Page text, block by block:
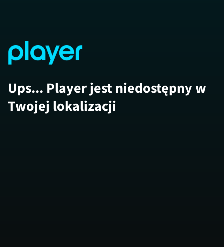
Ups... Player jest niedostępny w
Twojej lokalizacji